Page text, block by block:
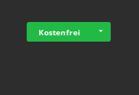
Kostenfrei